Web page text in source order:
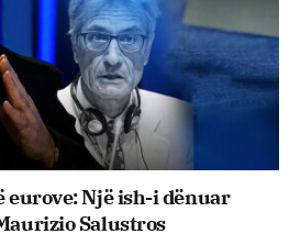
eurove: Një ish-i dënuar
Salustros